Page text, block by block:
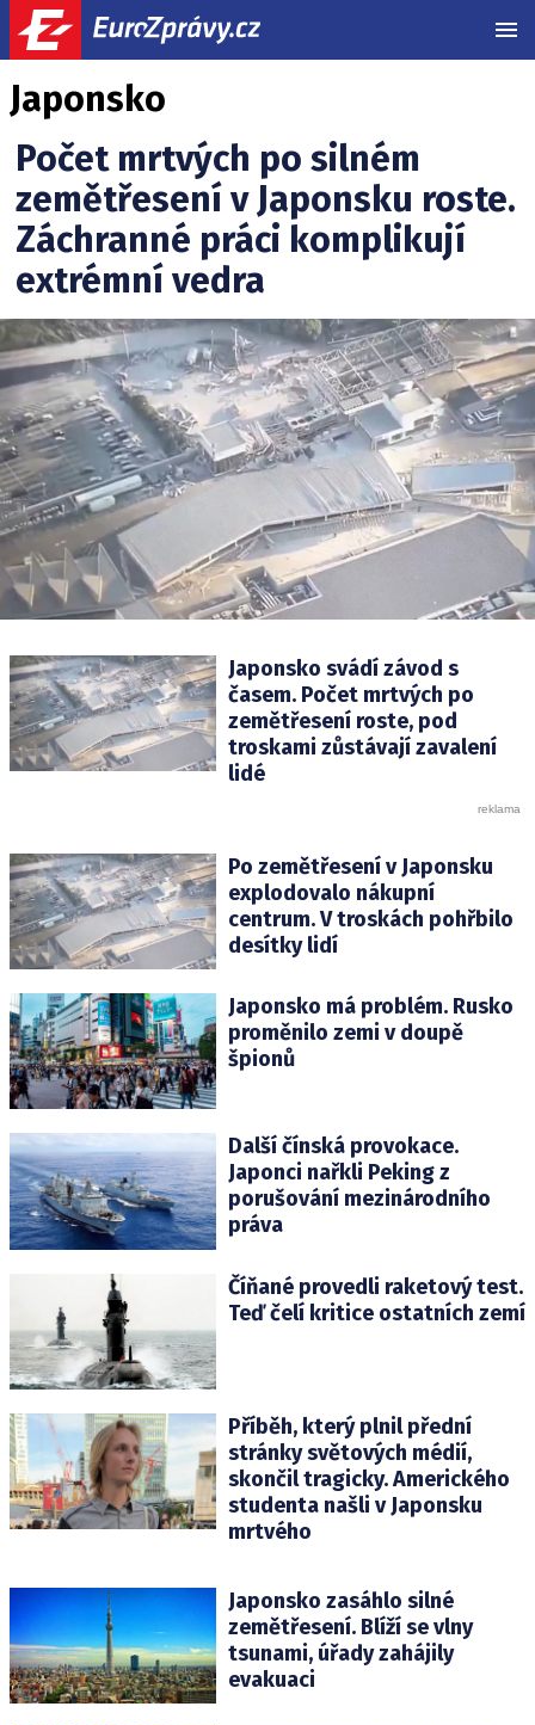
Japonsko
Počet mrtvých po silném
zemětřesení v Japonsku roste.
Záchranné práci komplikují
extrémní vedra
Japonsko svádí závod s
časem. Počet mrtvých po
zemětřesení roste, pod
troskami zůstávají zavalení
lidé
Po zemětřesení v Japonsku
explodovalo nákupní
centrum. V troskách pohřbilo
desítky lidí
Japonsko má problém. Rusko
proměnilo zemi v doupě
špionů
Další čínská provokace.
Japonci nařkli Peking z
porušování mezinárodního
práva
Číňané provedli raketový test.
Teď čelí kritice ostatních zemí
Příběh, který plnil přední
stránky světových médií,
skončil tragicky. Amerického
studenta našli v Japonsku
mrtvého
Japonsko zasáhlo silné
zemětřesení. Blíží se vlny
tsunami, úřady zahájily
evakuaci